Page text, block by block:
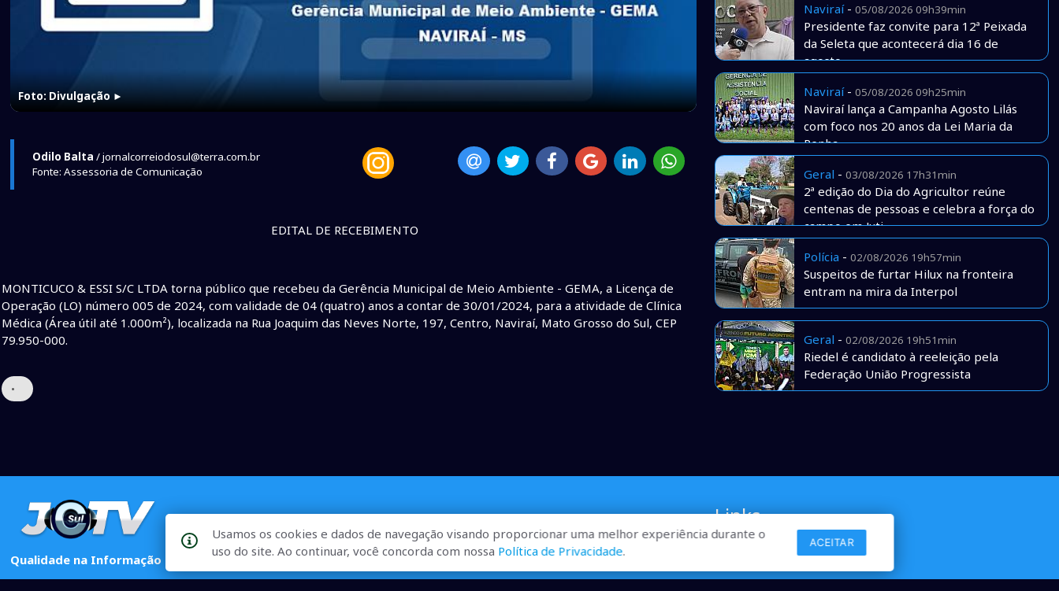
Foto: Divulgação ►
Odilo Balta / jornalcorreiodosul@terra.com.br
Fonte: Assessoria de Comunicação
EDITAL DE RECEBIMENTO
MONTICUCO & ESSI S/C LTDA torna público que recebeu da Gerência Municipal de Meio Ambiente - GEMA, a Licença de
Operação (LO) número 005 de 2024, com validade de 04 (quatro) anos a contar de 30/01/2024, para a atividade de Clínica
Médica (Área útil até 1.000m²), localizada na Rua Joaquim das Neves Norte, 197, Centro, Naviraí, Mato Grosso do Sul, CEP
79.950-000.
•
Naviraí- 05/08/2026 09h39min
Presidente faz convite para 12ª Peixada
da Seleta que acontecerá dia 16 de
agosto
Naviraí- 05/08/2026 09h25min
Naviraí lança a Campanha Agosto Lilás
com foco nos 20 anos da Lei Maria da
Penha
Geral - 03/08/2026 17h31min
2ª edição do Dia do Agricultor reúne
centenas de pessoas e celebra a força do
campo em Juti
Polícia - 02/08/2026 19h57min
Suspeitos de furtar Hilux na fronteira
entram na mira da Interpol
Geral - 02/08/2026 19h51min
Riedel é candidato à reeleição pela
Federação União Progressista
Qualidade na Informação
Links
Usamos os cookies e dados de navegação visando proporcionar uma melhor experiência durante o
uso do site. Ao continuar, você concorda com nossa Política de Privacidade.
ACEITAR